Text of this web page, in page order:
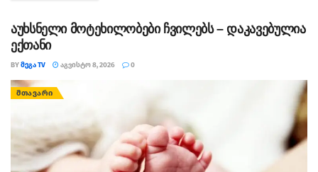
აუხსნელი მოტეხილობები ჩვილებს – დაკავებულია
ექთანი
BYᲛᲔᲒᲐ TV ᲐᲒᲕᲘᲡᲢᲝ 8, 2026 0
ᲛᲗᲐᲕᲐᲠᲘ